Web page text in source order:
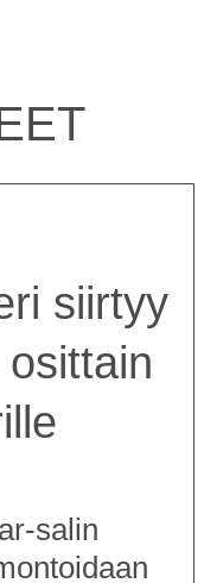
siirtyy
salin